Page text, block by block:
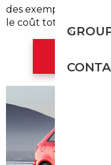
des exemplaires
le coût total